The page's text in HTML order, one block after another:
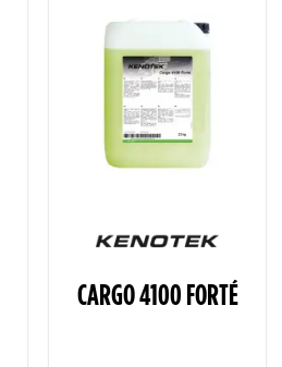
CARGO 4100 FORTÉ